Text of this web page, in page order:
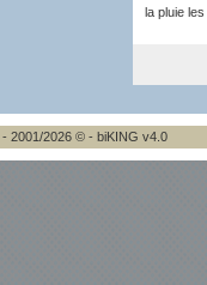
la pluie
- 2001/2026 © - biKING v4.0